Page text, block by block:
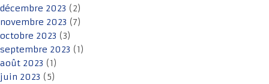
décembre 2023 (2)
novembre 2023 (7)
octobre 2023 (3)
septembre 2023 (1)
août 2023 (1)
juin 2023 (5)